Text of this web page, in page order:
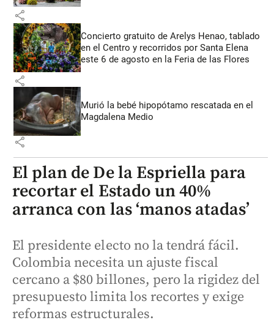
share
Concierto gratuito de Arelys Henao, tablado
en el Centro y recorridos por Santa Elena
este 6 de agosto en la Feria de las Flores
share
Murió la bebé hipopótamo rescatada en el
Magdalena Medio
share
El plan de De la Espriella para
recortar el Estado un 40%
arranca con las ‘manos atadas’
El presidente electo no la tendrá fácil.
Colombia necesita un ajuste fiscal
cercano a $80 billones, pero la rigidez del
presupuesto limita los recortes y exige
reformas estructurales.